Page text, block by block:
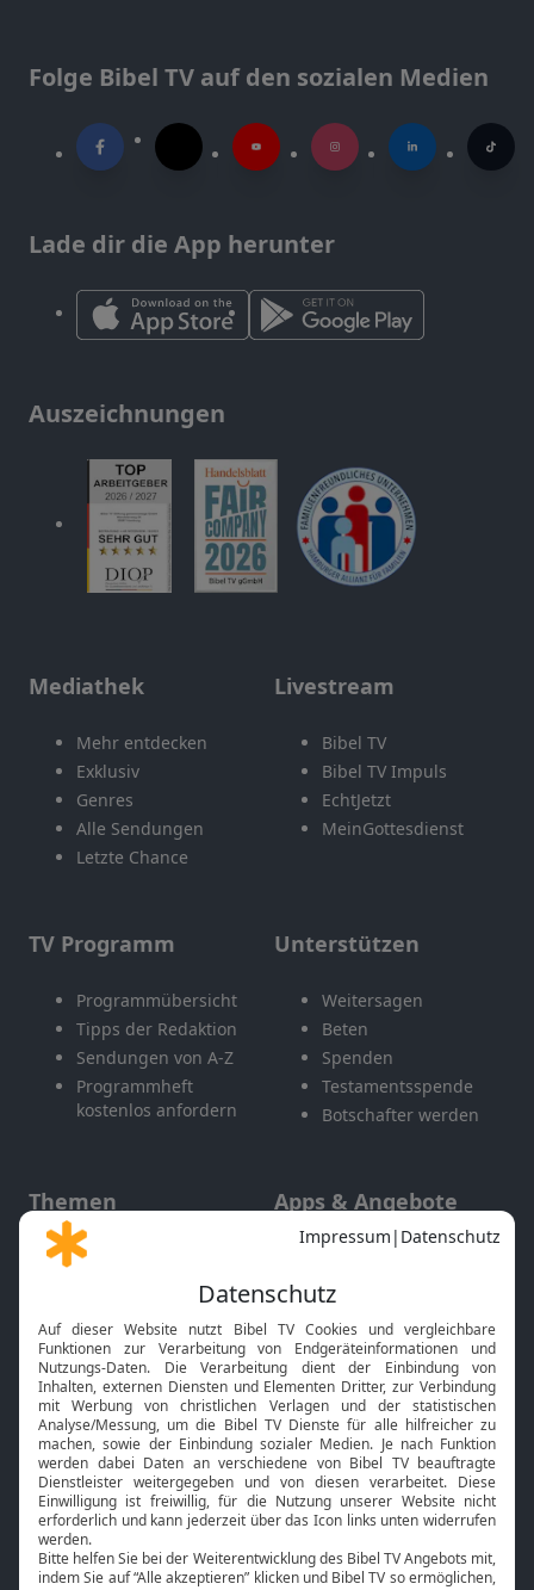
Folge Bibel TV auf den sozialen Medien
Lade dir die App herunter
Auszeichnungen
Mediathek
Mehr entdecken
Exklusiv
Genres
Alle Sendungen
Letzte Chance
Livestream
Bibel TV
Bibel TV Impuls
EchtJetzt
MeinGottesdienst
TV Programm
Programmübersicht
Tipps der Redaktion
Sendungen von A-Z
Programmheft
kostenlos anfordern
Unterstützen
Weitersagen
Beten
Spenden
Testamentsspende
Botschafter werden
Themen
Gott und Bibel erklärt
Neuigkeiten
Apps & Angebote
Mobile App
Smart TV
HbbTV
Bibelthek Online-Bibel
Nächster Gottesdienst
Bibel TV
Über uns
Service
Kontakt